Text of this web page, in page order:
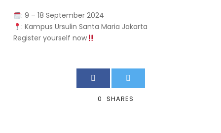
: 9 – 18 September 2024
: Kampus Ursulin Santa Maria Jakarta
Register yourself now
0 SHARES